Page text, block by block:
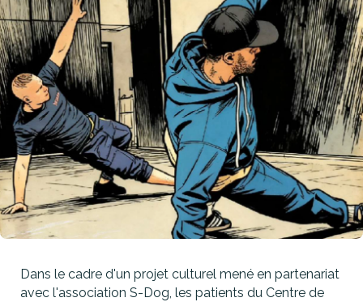
Dans le cadre d'un projet culturel mené en partenariat
avec l'association S-Dog, les patients du Centre de